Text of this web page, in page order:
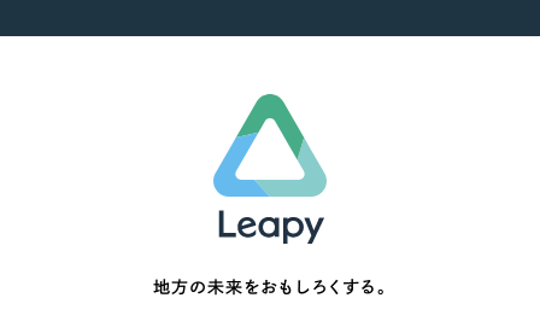
地方の未来をおもしろくする。